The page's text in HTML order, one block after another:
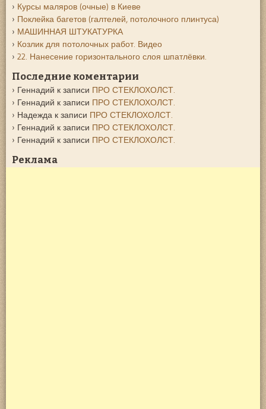
Курсы маляров (очные) в Киеве
Поклейка багетов (галтелей, потолочного плинтуса)
МАШИННАЯ ШТУКАТУРКА
Козлик для потолочных работ. Видео
22. Нанесение горизонтального слоя шпатлёвки.
Последние коментарии
Геннадий к записи ПРО СТЕКЛОХОЛСТ.
Геннадий к записи ПРО СТЕКЛОХОЛСТ.
Надежда к записи ПРО СТЕКЛОХОЛСТ.
Геннадий к записи ПРО СТЕКЛОХОЛСТ.
Геннадий к записи ПРО СТЕКЛОХОЛСТ.
Реклама